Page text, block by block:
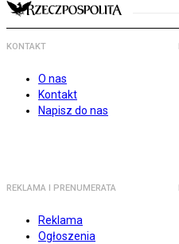
KONTAKT
O nas
Kontakt
Napisz do nas
REKLAMA I PRENUMERATA
Reklama
Ogłoszenia